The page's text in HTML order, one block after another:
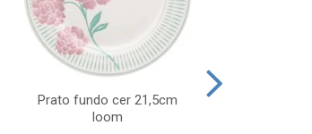
Prato fundo cer 21,5cm
loom